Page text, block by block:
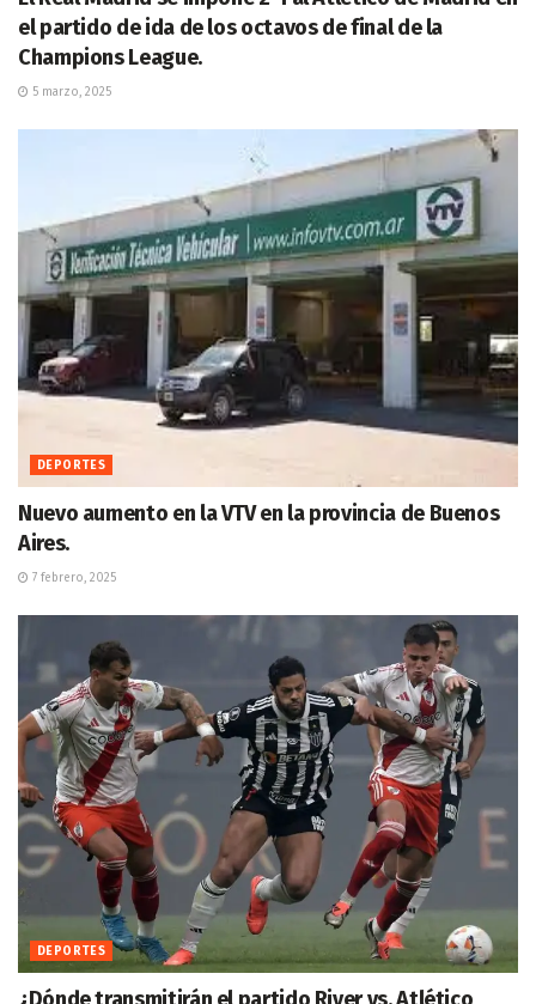
el partido de ida de los octavos de final de la
Champions League.
5 marzo, 2025
DEPORTES
Nuevo aumento en la VTV en la provincia de Buenos
Aires.
7 febrero, 2025
DEPORTES